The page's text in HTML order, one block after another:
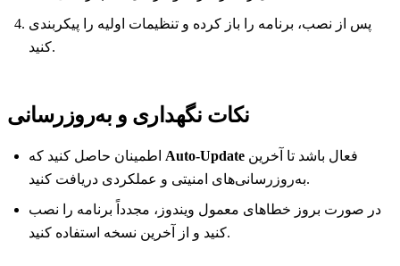
پس از نصب، برنامه را باز کرده و تنظیمات اولیه را پیکربندی
کنید.
نکات نگهداری و به‌روزرسانی
Auto‑Update
به‌روزرسانی‌های امنیتی و عملکردی دریافت کنید.
در صورت بروز خطاهای معمول ویندوز، مجدداً برنامه را نصب
کنید و از آخرین نسخه استفاده کنید.